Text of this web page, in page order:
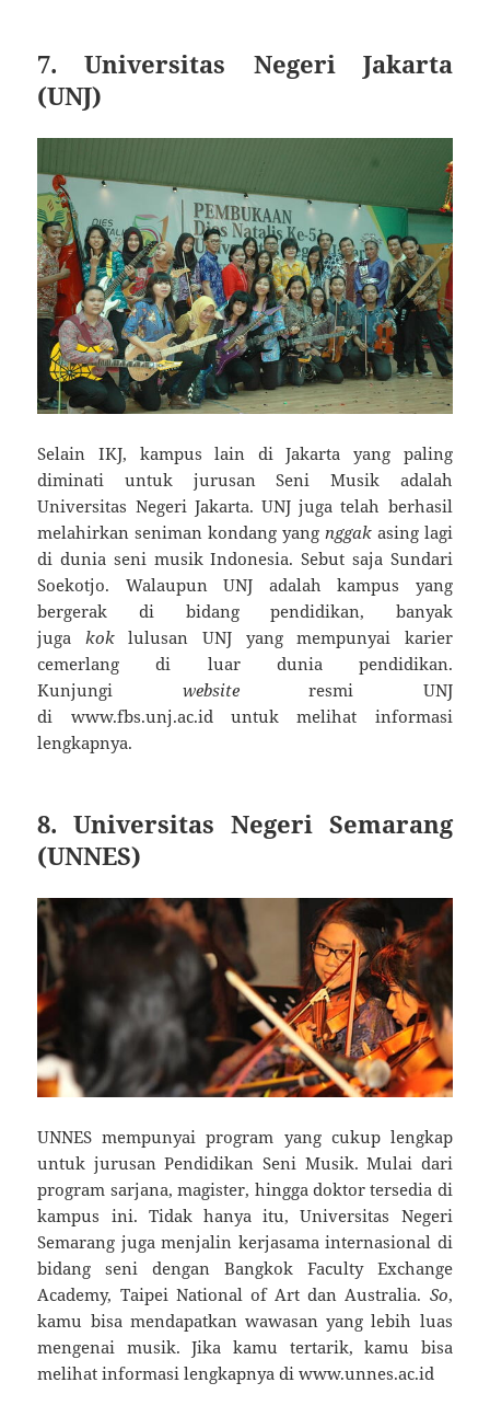
7. Universitas Negeri Jakarta
(UNJ)
Selain IKJ, kampus lain di Jakarta yang paling
diminati untuk jurusan Seni Musik adalah
Universitas Negeri Jakarta. UNJ juga telah berhasil
melahirkan seniman kondang yang nggakasing lagi
di dunia seni musik Indonesia. Sebut saja Sundari
Soekotjo. Walaupun UNJ adalah kampus yang
bergerak di bidang pendidikan, banyak
juga koklulusan UNJ yang mempunyai karier
cemerlang di luar dunia pendidikan.
Kunjungi websiteresmi UNJ
di www.fbs.unj.ac.id untuk melihat informasi
lengkapnya.
8. Universitas Negeri Semarang
(UNNES)
UNNES mempunyai program yang cukup lengkap
untuk jurusan Pendidikan Seni Musik. Mulai dari
program sarjana, magister, hingga doktor tersedia di
kampus ini. Tidak hanya itu, Universitas Negeri
Semarang juga menjalin kerjasama internasional di
bidang seni dengan Bangkok Faculty Exchange
Academy, Taipei National of Art dan Australia. So,
kamu bisa mendapatkan wawasan yang lebih luas
mengenai musik. Jika kamu tertarik, kamu bisa
melihat informasi lengkapnya di www.unnes.ac.id